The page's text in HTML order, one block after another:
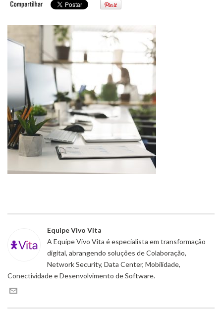
Equipe Vivo Vita
A Equipe Vivo Vita é especialista em transformação
digital, abrangendo soluções de Colaboração,
Network Security, Data Center, Mobilidade,
Conectividade e Desenvolvimento de Software.